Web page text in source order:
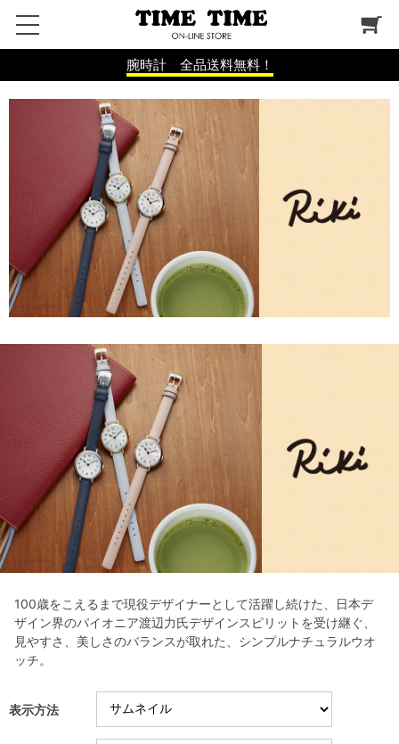
腕時計 全品送料無料！
100歳をこえるまで現役デザイナーとして活躍し続けた、日本デ
ザイン界のパイオニア渡辺力氏デザインスピリットを受け継ぐ、
見やすさ、美しさのバランスが取れた、シンプルナチュラルウオ
ッチ。
表示方法